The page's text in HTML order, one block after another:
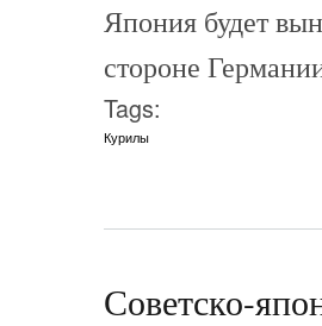
Япония будет
стороне
Tags:
Курилы
Советско-